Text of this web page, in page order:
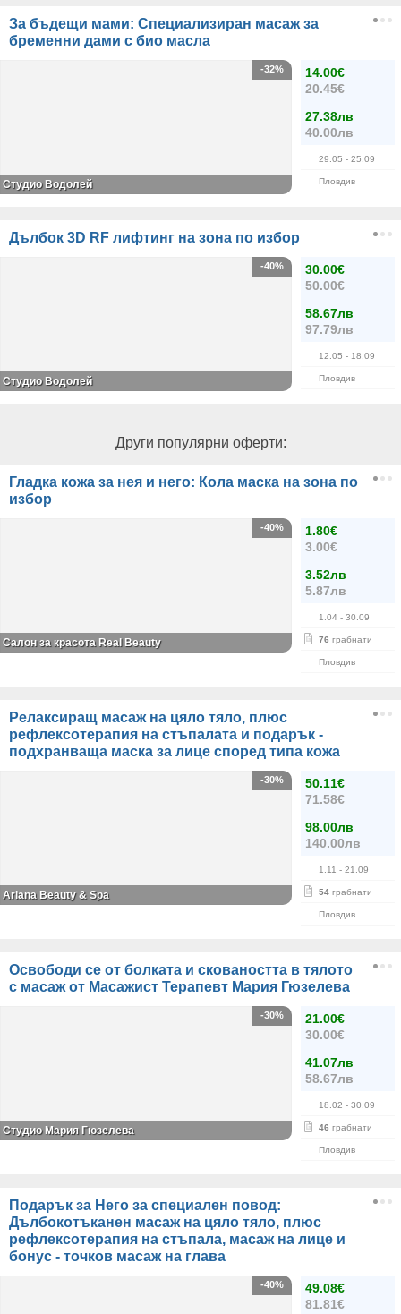
За бъдещи мами: Специализиран масаж за
бременни дами с био масла
14.00€
20.45€
27.38лв
40.00лв
29.05 - 25.09
Пловдив
-32%
Студио Водолей
Дълбок 3D RF лифтинг на зона по избор
30.00€
50.00€
58.67лв
97.79лв
12.05 - 18.09
Пловдив
-40%
Студио Водолей
Други популярни оферти:
Гладка кожа за нея и него: Кола маска на зона по
избор
1.80€
3.00€
3.52лв
5.87лв
1.04 - 30.09
76 грабнати
Пловдив
-40%
Салон за красота Real Beauty
Релаксиращ масаж на цяло тяло, плюс
рефлексотерапия на стъпалата и подарък -
подхранваща маска за лице според типа кожа
50.11€
71.58€
98.00лв
140.00лв
1.11 - 21.09
54 грабнати
Пловдив
-30%
Ariana Beauty & Spa
Освободи се от болката и сковаността в тялото
с масаж от Масажист Терапевт Мария Гюзелева
21.00€
30.00€
41.07лв
58.67лв
18.02 - 30.09
46 грабнати
Пловдив
-30%
Студио Мария Гюзелева
Подарък за Него за специален повод:
Дълбокотъканен масаж на цяло тяло, плюс
рефлексотерапия на стъпала, масаж на лице и
бонус - точков масаж на глава
49.08€
81.81€
-40%